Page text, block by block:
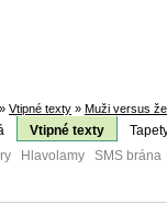
» Vtipné texty » Muži versus
Vtipné texty
Hlavolamy SMS